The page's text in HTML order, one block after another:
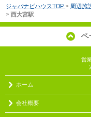
ジャパナビハウスTOP > 周辺施
> 西大宮駅
ペ
営
ホーム
会社概要